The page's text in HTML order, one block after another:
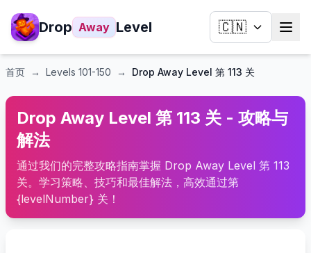
Drop Away Level 🇨🇳
首页 → Levels 101-150 → Drop Away Level 第 113 关
Drop Away Level 第 113 关 - 攻略与
解法
通过我们的完整攻略指南掌握 Drop Away Level 第 113
关。学习策略、技巧和最佳解法，高效通过第
{levelNumber} 关！